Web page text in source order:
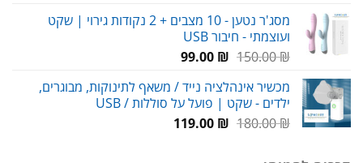
מסג'ר נטען - 10 מצבים + 2 נקודות גירוי | שקט
ועוצמתי - חיבור USB
150.00₪
המחיר
היה:
150.00 ₪.
99.00 ₪
המחיר
הוא:
99.00 ₪.
מכשיר אינהלציה נייד / משאף לתינוקות, מבוגרים,
ילדים - שקט | פועל על סוללות / USB
180.00₪
המחיר119.00 ₪
המחיר